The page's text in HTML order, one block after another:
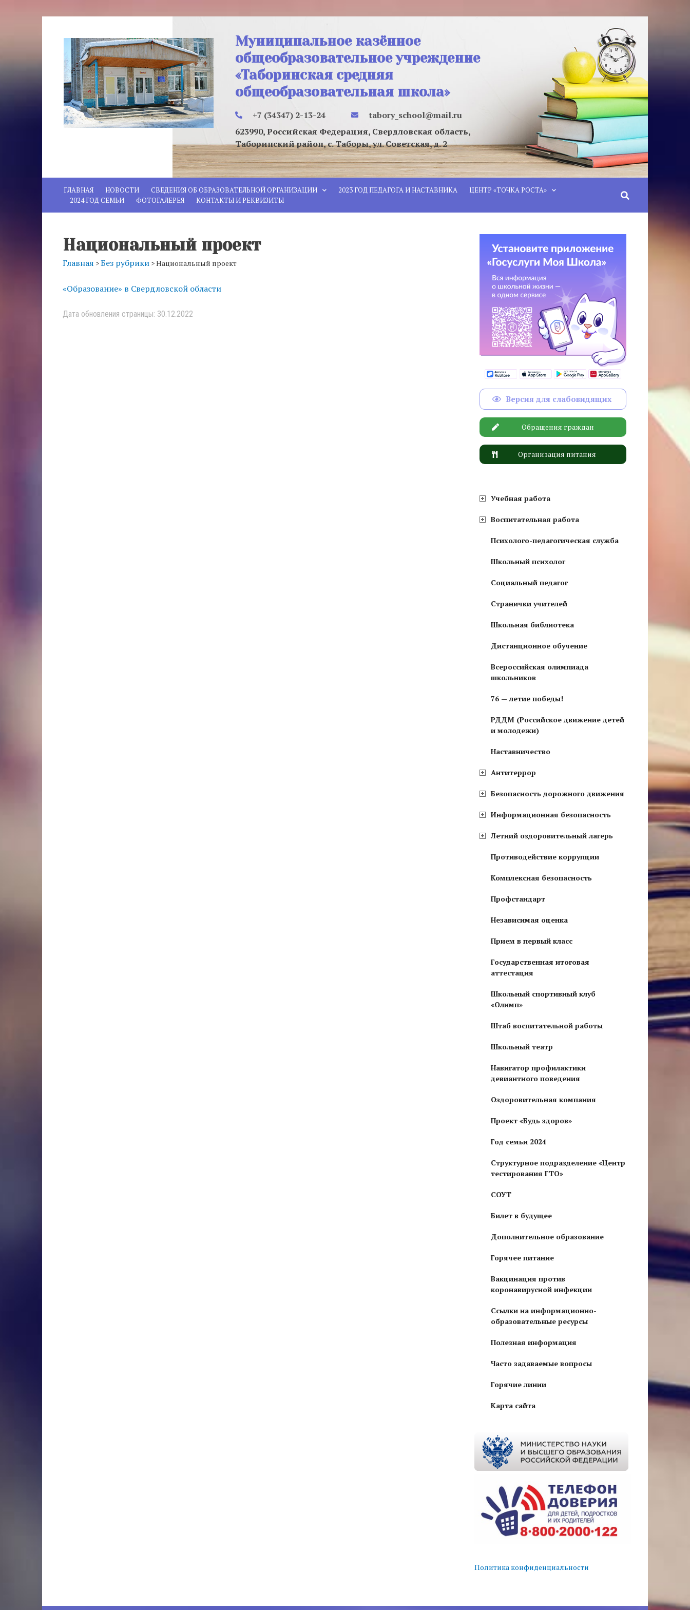
Муниципальное казённое
общеобразовательное учреждение
«Таборинская средняя
общеобразовательная школа»
+7 (34347) 2-13-24
tabory_school@mail.ru
623990, Российская Федерация, Свердловская область,
Таборинский район, с. Таборы, ул. Советская, д. 2
ГЛАВНАЯ НОВОСТИ СВЕДЕНИЯ ОБ ОБРАЗОВАТЕЛЬНОЙ ОРГАНИЗАЦИИ 2023 ГОД ПЕДАГОГА И НАСТАВНИКА
ЦЕНТР «ТОЧКА РОСТА»
2024 ГОД СЕМЬИ
ФОТОГАЛЕРЕЯ КОНТАКТЫ И РЕКВИЗИТЫ
Национальный проект
Главная >Без рубрики >Национальный проект
«Образование» в Свердловской области
Дата обновления страницы: 30.12.2022
Версия для слабовидящих
Обращения граждан
Организация питания
Учебная работа
Воспитательная работа
Психолого-педагогическая служба
Школьный психолог
Социальный педагог
Странички учителей
Школьная библиотека
Дистанционное обучение
Всероссийская олимпиада
школьников
76 — летие победы!
РДДМ (Российское движение детей
и молодежи)
Наставничество
Антитеррор
Безопасность дорожного движения
Информационная безопасность
Летний оздоровительный лагерь
Противодействие коррупции
Комплексная безопасность
Профстандарт
Независимая оценка
Прием в первый класс
Государственная итоговая
аттестация
Школьный спортивный клуб
«Олимп»
Штаб воспитательной работы
Школьный театр
Навигатор профилактики
девиантного поведения
Оздоровительная компания
Проект «Будь здоров»
Год семьи 2024
Структурное подразделение «Центр
тестирования ГТО»
СОУТ
Билет в будущее
Дополнительное образование
Горячее питание
Вакцинация против
коронавирусной инфекции
Ссылки на информационно-
образовательные ресурсы
Полезная информация
Часто задаваемые вопросы
Горячие линии
Карта сайта
Политика конфиденциальности